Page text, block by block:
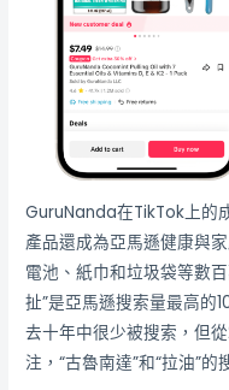
GuruNanda在TikTok上的
產品還成為亞馬遜健康與
電池、紙巾和垃圾袋等數
扯”是亞馬遜搜索量最高的
去十年中很少被搜索，但
注，“古魯南達”和“拉油”的